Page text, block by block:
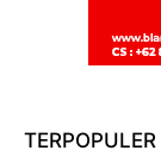
TERPOPULER